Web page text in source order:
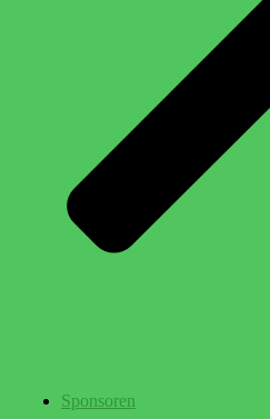
Sponsoren